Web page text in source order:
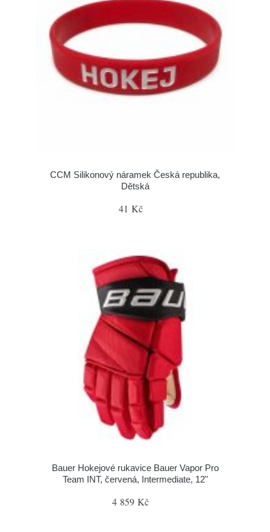
CCM Silikonový náramek Česká republika,
Dětská
41 Kč
Bauer Hokejové rukavice Bauer Vapor Pro
Team INT, červená, Intermediate, 12"
4 859 Kč